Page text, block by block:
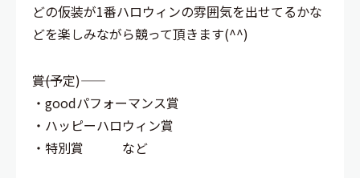
どの仮装が1番ハロウィンの雰囲気を出せてるかな
どを楽しみながら競って頂きます(^^)
――賞(予定)――
・goodパフォーマンス賞
・ハッピーハロウィン賞
・特別賞 など